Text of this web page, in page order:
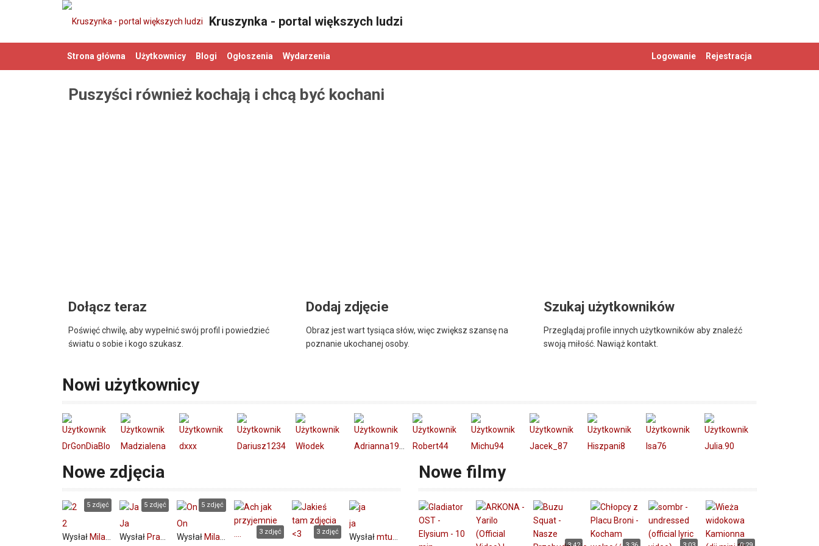
Kruszynka - portal większych ludzi
Rejestracja
Logowanie
Strona główna Użytkownicy Blogi Ogłoszenia Wydarzenia
Puszyści również kochają i chcą być kochani
Dołącz teraz
Poświęć chwilę, aby wypełnić swój profil i powiedzieć
światu o sobie i kogo szukasz.
Dodaj zdjęcie
Obraz jest wart tysiąca słów, więc zwiększ szansę na
poznanie ukochanej osoby.
Szukaj użytkowników
Przeglądaj profile innych użytkowników aby znaleźć
swoją miłość. Nawiąż kontakt.
Nowi użytkownicy
DrGonDiaBlo Madzialena dxxx Dariusz1234 Włodek Robert44 Michu94 Jacek_87 Hiszpani8 Isa76 Julia.90
Nowe zdjęcia
5 zdjęć
2
Wysłał Milana90
5 zdjęć
Ja
Wysłał PrawyDżentelmen
5 zdjęć
On
Wysłał Milana90
3 zdjęć 3 zdjęć
ja
Wysłałmtuchol
Nowe filmy